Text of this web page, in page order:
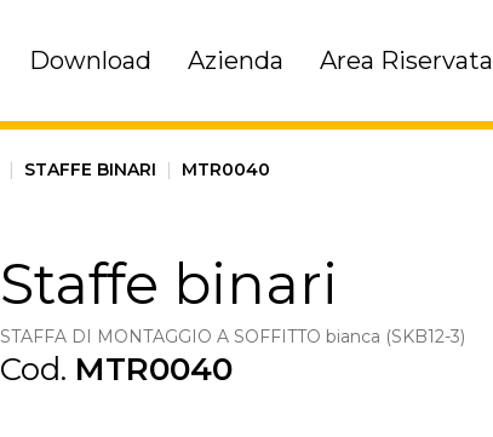
Download Azienda Area Riservata
| STAFFE BINARI | MTR0040
Staffe binari
STAFFA DI MONTAGGIO A SOFFITTO bianca (SKB12-3)
Cod. MTR0040